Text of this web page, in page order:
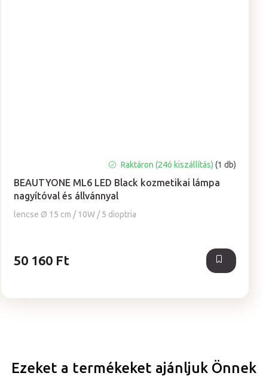
BEAUTYONE ML6 LED Black kozmetikai lámpa
nagyítóval és állvánnyal
lencse Ø 15 cm / 10W / 5 dioptria
átlagos
értékelése
5-
Raktáron (24ó kiszállítás) (1 db)
50 160 Ft
Ezeket a termékeket ajánljuk Önnek